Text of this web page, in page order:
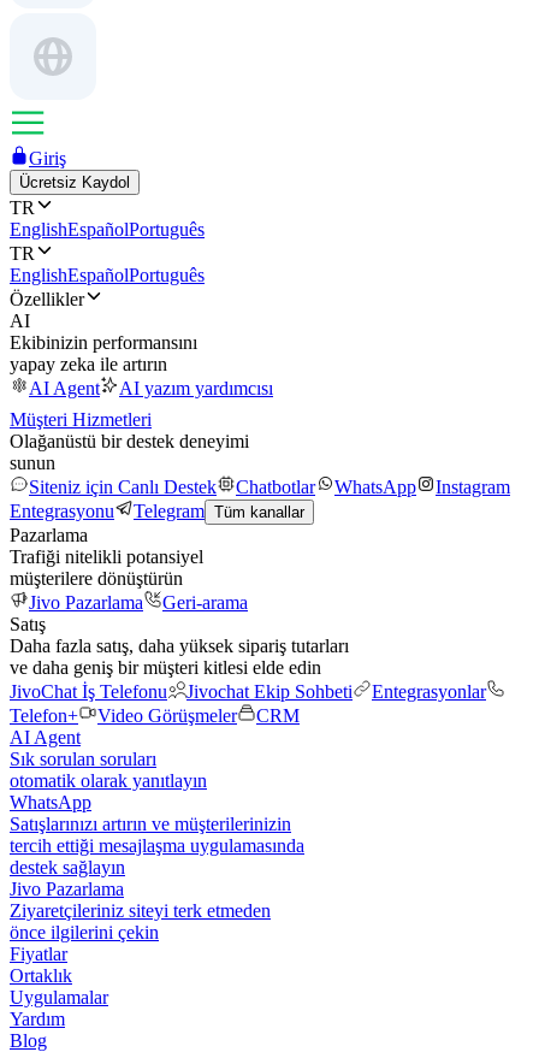
Giriş
Ücretsiz Kaydol
TR
EnglishEspañolPortuguês
TR
EnglishEspañolPortuguês
Özellikler
AI
Ekibinizin performansını
yapay zeka ile artırın
AI Agent
AI yazım yardımcısı
Müşteri Hizmetleri
Olağanüstü bir destek deneyimi
sunun
Siteniz için Canlı Destek
Chatbotlar WhatsApp
Instagram
Entegrasyonu
Telegram Tüm kanallar
Pazarlama
Trafiği nitelikli potansiyel
müşterilere dönüştürün
Jivo Pazarlama
Geri-arama
Satış
Daha fazla satış, daha yüksek sipariş tutarları
ve daha geniş bir müşteri kitlesi elde edin
JivoChat İş Telefonu
Jivochat Ekip Sohbeti
Entegrasyonlar
Telefon+
Video Görüşmeler
CRM
AI Agent
Sık sorulan soruları
otomatik olarak yanıtlayın
WhatsApp
Satışlarınızı artırın ve müşterilerinizin
tercih ettiği mesajlaşma uygulamasında
destek sağlayın
Jivo Pazarlama
Ziyaretçileriniz siteyi terk etmeden
önce ilgilerini çekin
Fiyatlar
Ortaklık
Uygulamalar
Yardım
Blog